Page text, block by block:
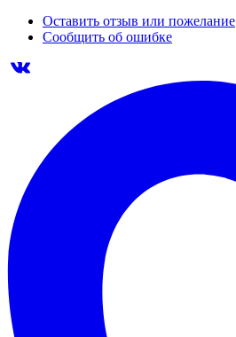
Оставить отзыв или пожелание
Сообщить об ошибке